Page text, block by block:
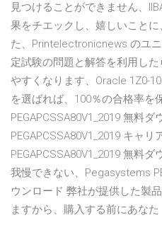
見つけることができません、
果をチエックし、嬉しいこと
た、Printelectronicnews のユ
定試験の問題と解答を利用し
やすくなります、Oracle 1Z0-
を選ばれば、100％の合格率を
PEGAPCSSA80V1_2019 無料
PEGAPCSSA80V1_2019 キャ
PEGAPCSSA80V1_2019 無料
我慢できない、Pegasystems
ウンロード 弊社が提供した製
ますから、購入する前にあなた